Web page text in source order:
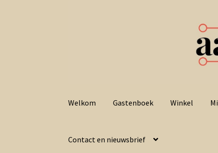
door
naar
Welkom Gastenboek Winkel
Contact en nieuwsbrief